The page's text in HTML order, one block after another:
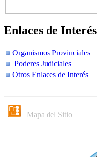
Enlaces de Interés
Organismos Provinciales
Poderes Judiciales
Otros Enlaces de Interés
Mapa del Sitio